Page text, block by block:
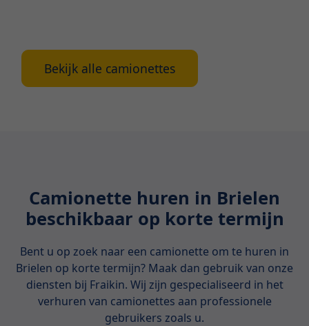
Bekijk alle camionettes
Camionette huren in Brielen
beschikbaar op korte termijn
Bent u op zoek naar een camionette om te huren in
Brielen op korte termijn? Maak dan gebruik van onze
diensten bij Fraikin. Wij zijn gespecialiseerd in het
verhuren van camionettes aan professionele
gebruikers zoals u.